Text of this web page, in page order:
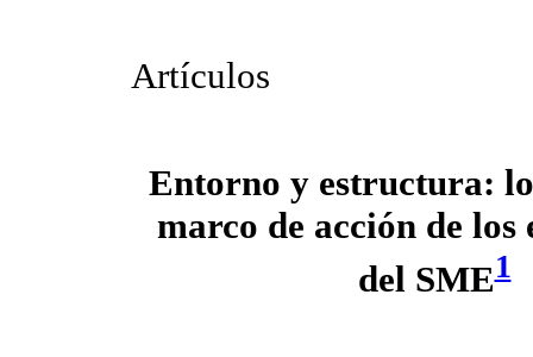
Artículos
Entorno y estructura:
marco de acción de los
del SME1